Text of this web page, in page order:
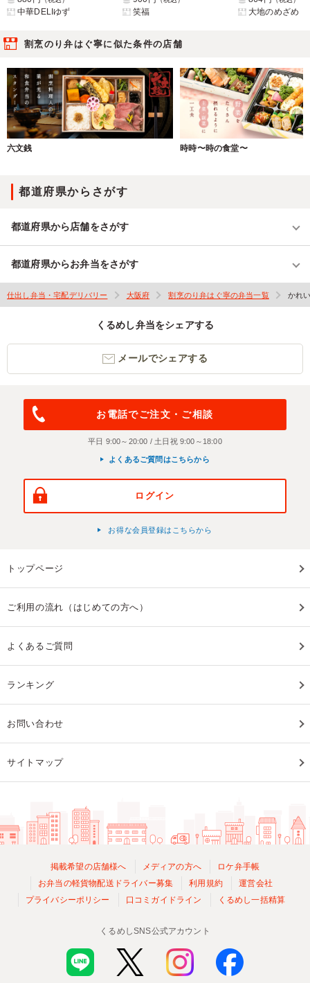
中華DELIゆず 笑福 大地のめざめ
割烹のり弁はぐ寧に似た条件の店舗
六文銭 時時〜時の食堂〜
都道府県からさがす
都道府県から店舗をさがす
都道府県からお弁当をさがす
仕出し弁当・宅配デリバリー 大阪府 割烹のり弁はぐ寧の弁当一覧 かれ
くるめし弁当をシェアする
メールでシェアする
お電話でご注文・ご相談
平日 9:00～20:00 / 土日祝 9:00～18:00
よくあるご質問はこちらから
ログイン
お得な会員登録はこちらから
トップページ
ご利用の流れ（はじめての方へ）
よくあるご質問
ランキング
お問い合わせ
サイトマップ
掲載希望の店舗様へ メディアの方へ
ロケ弁手帳
お弁当の軽貨物配送ドライバー募集
利用規約
運営会社
プライバシーポリシー
口コミガイドライン くるめし一括精算
くるめしSNS公式アカウント